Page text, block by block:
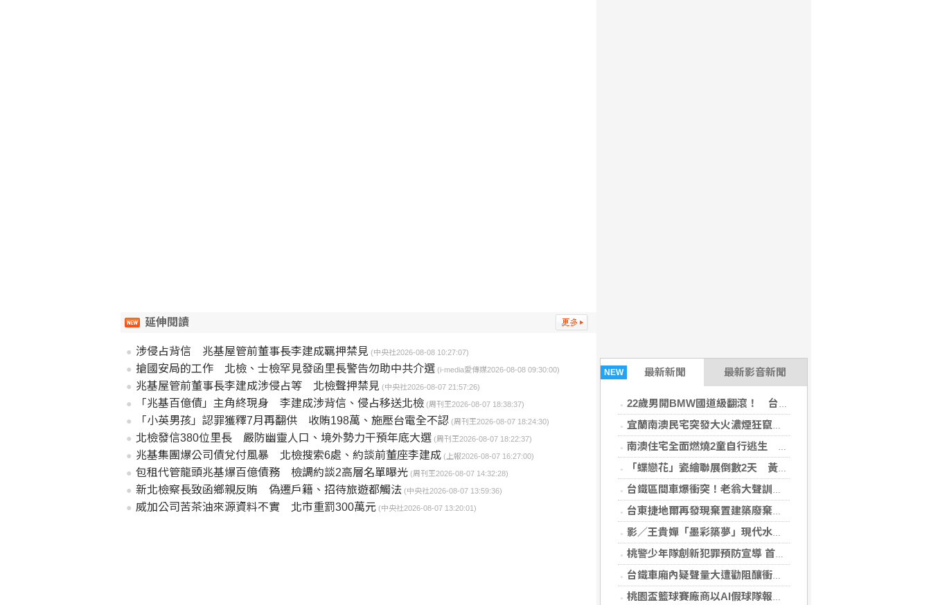
NEW 最新新聞 最新影音新聞
22歲男開BMW國道級翻滾！ 台74撞護欄四輪朝天車頭全毀
宜蘭南澳民宅突發大火濃煙狂竄 2孩童平安逃出、毛孩獲救無傷
南澳住宅全面燃燒2童自行逃生 消防救出受困黑狗
「蝶戀花」瓷繪聯展倒數2天 黃敏惠邀民眾走進嘉義感受生活美學
台鐵區間車爆衝突！老翁大聲訓女不聽勸「怒掐列車長」 車廂互毆打到頭破血流
台東捷地爾再發現棄置建築廢棄物 地檢署分案偵辦
影／王貴嬋「墨彩築夢」現代水墨個展 展現不老藝術人生
桃警少年隊創新犯罪預防宣導 首辦脫口秀活動百名學子搶報名
台鐵車廂內疑聲量大遭勸阻釀衝突 翁擬提告傷害
桃園盃籃球賽廠商以AI假球隊報名灌水 負責人交保
延伸閱讀
涉侵占背信 兆基屋管前董事長李建成羈押禁見 (中央社2026-08-08 10:27:07)
搶國安局的工作 北檢、士檢罕見發函里長警告勿助中共介選 (i-media愛傳媒2026-08-08 09:30:00)
兆基屋管前董事長李建成涉侵占等 北檢聲押禁見 (中央社2026-08-07 21:57:26)
「兆基百億債」主角終現身 李建成涉背信、侵占移送北檢 (周刊王2026-08-07 18:38:37)
「小英男孩」認罪獲釋7月再翻供 收賄198萬、施壓台電全不認 (周刊王2026-08-07 18:24:30)
北檢發信380位里長 嚴防幽靈人口、境外勢力干預年底大選 (周刊王2026-08-07 18:22:37)
兆基集團爆公司債兌付風暴 北檢搜索6處、約談前董座李建成 (上報2026-08-07 16:27:00)
包租代管龍頭兆基爆百億債務 檢調約談2高層名單曝光 (周刊王2026-08-07 14:32:28)
新北檢察長致函鄉親反賄 偽遷戶籍、招待旅遊都觸法 (中央社2026-08-07 13:59:36)
威加公司苦茶油來源資料不實 北市重罰300萬元 (中央社2026-08-07 13:20:01)